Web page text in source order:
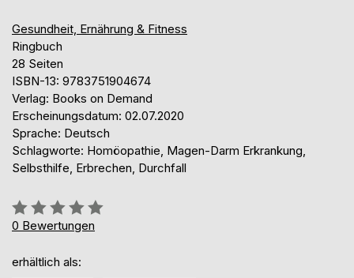
Gesundheit, Ernährung & Fitness
Ringbuch
28 Seiten
ISBN-13: 9783751904674
Verlag: Books on Demand
Erscheinungsdatum: 02.07.2020
Sprache: Deutsch
Schlagworte: Homöopathie, Magen-Darm Erkrankung,
Selbsthilfe, Erbrechen, Durchfall
Bewertung::
0%
0 Bewertungen
erhältlich als: